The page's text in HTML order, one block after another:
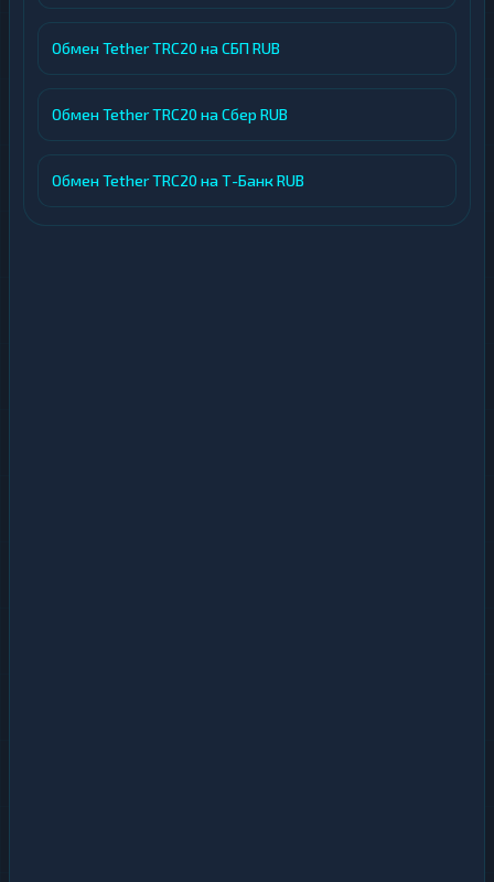
Обмен Tether TRC20 на СБП RUB
Обмен Tether TRC20 на Сбер RUB
Обмен Tether TRC20 на Т-Банк RUB